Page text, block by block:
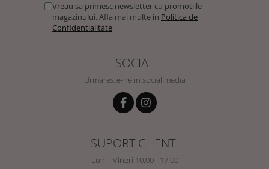
Vreau sa primesc newsletter cu promotiile
magazinului. Afla mai multe in Politica de
Confidentialitate
SOCIAL
Urmareste-ne in social media
SUPORT CLIENTI
Luni - Vineri 10:00 - 17:00